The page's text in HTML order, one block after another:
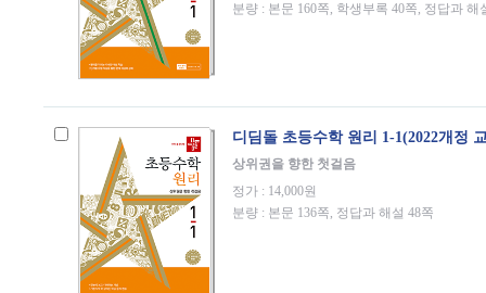
분량 : 본문 160쪽, 학생부록 40쪽, 정답과 해
디딤돌 초등수학 원리 1-1(2022개정
상위권을 향한 첫걸음
정가 : 14,000원
분량 : 본문 136쪽, 정답과 해설 48쪽